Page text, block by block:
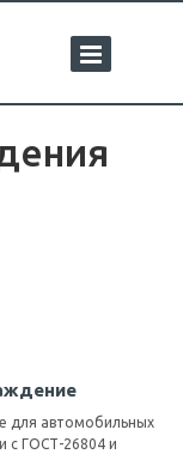
для автомобильных
с ГОСТ-26804 и